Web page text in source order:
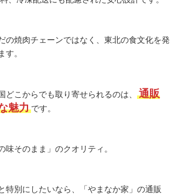
の焼肉チェーンではなく、東北の食文化を発
す。
どこからでも取り寄せられるのは、
通販
魅力です。
味そのまま」のクオリティ。
特別にしたいなら、「やまなか家」の通販